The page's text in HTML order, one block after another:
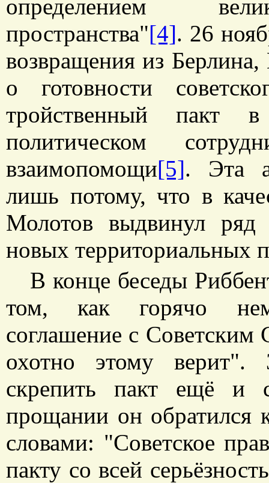
определением
пространства"[4]. 26
возвращения из
о готовности
тройственный пакт
политическом
взаимопомощи[5]. Эта
лишь потому, что в
Молотов выдвинул ряд
новых территориальных
В конце беседы
том, как горячо
соглашение с Советским
охотно этому
скрепить пакт ещё и
прощании он обратился
словами: "Советское
пакту со всей